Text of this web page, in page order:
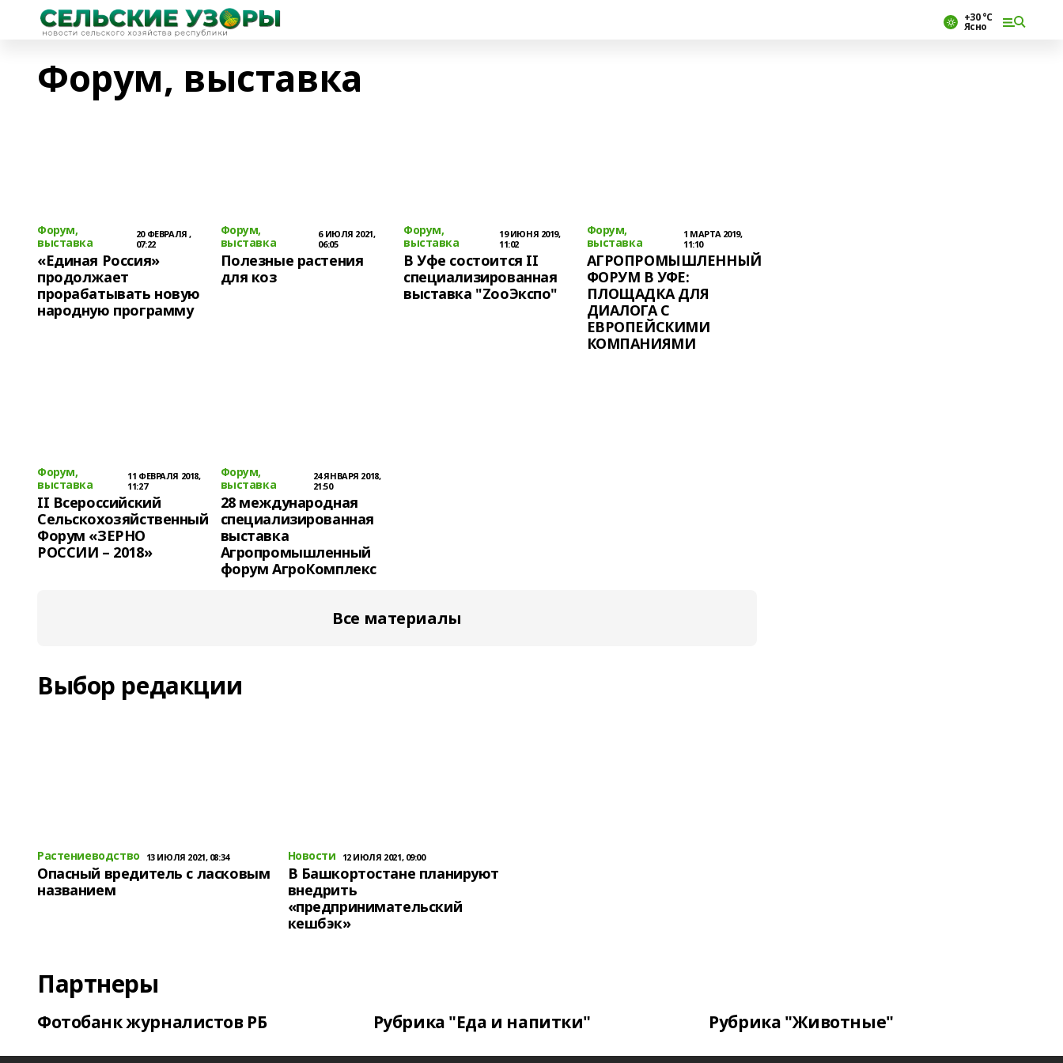
+30 °С
Ясно
Форум, выставка
Форум,
выставка
20 ФЕВРАЛЯ ,
07:22
«Единая Россия»
продолжает
прорабатывать новую
народную программу
Форум,
выставка
6 ИЮЛЯ 2021,
06:05
Полезные растения
для коз
Форум,
выставка
19 ИЮНЯ 2019,
11:02
В Уфе состоится II
специализированная
выставка "ZooЭкспо"
Форум,
выставка
1 МАРТА 2019,
11:10
АГРОПРОМЫШЛЕННЫЙ
ФОРУМ В УФЕ:
ПЛОЩАДКА ДЛЯ
ДИАЛОГА С
ЕВРОПЕЙСКИМИ
КОМПАНИЯМИ
Форум,
выставка
11 ФЕВРАЛЯ 2018,
11:27
II Всероссийский
Сельскохозяйственный
Форум «ЗЕРНО
РОССИИ – 2018»
Форум,
выставка
24 ЯНВАРЯ 2018,
21:50
28 международная
специализированная
выставка
Агропромышленный
форум АгроКомплекс
Все материалы
Выбор редакции
Растениеводство 13 ИЮЛЯ 2021, 08:34
Опасный вредитель с ласковым
названием
Новости 12 ИЮЛЯ 2021, 09:00
В Башкортостане планируют
внедрить
«предпринимательский
кешбэк»
Партнеры
Фотобанк журналистов РБ Рубрика "Еда и напитки" Рубрика "Животные"